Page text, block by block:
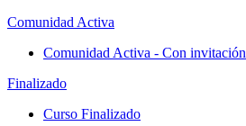
Comunidad Activa
Comunidad Activa - Con invitación
Finalizado
Curso Finalizado